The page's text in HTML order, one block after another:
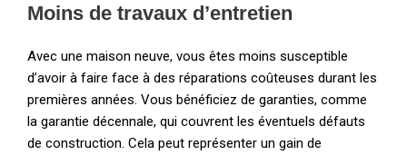
Moins de travaux d’entretien
Avec une maison neuve, vous êtes moins susceptible
d’avoir à faire face à des réparations coûteuses durant les
premières années. Vous bénéficiez de garanties, comme
la garantie décennale, qui couvrent les éventuels défauts
de construction. Cela peut représenter un gain de